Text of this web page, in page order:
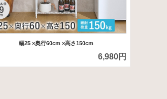
幅25 ×奥行60cm ×高さ150cm
6,980円